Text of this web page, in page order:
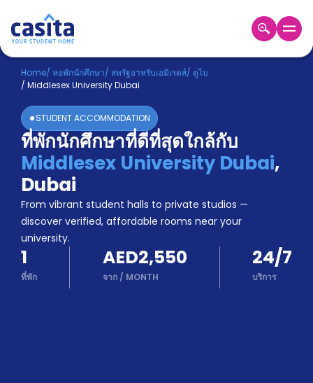
Home TH AED
เข้าสู่
ระบบ
Booking
Accommodation
About
us
Blog
Refer
And
Earn
Become
A
Partner
Help
Home/ หอพักนักศึกษา/ สหรัฐอาหรับเอมิเรตส์/ ดูไบ
/ Middlesex University Dubai
STUDENT ACCOMMODATION
ที่พักนักศึกษาที่ดีที่สุดใกล้กับ
Middlesex University Dubai,
Dubai
From vibrant student halls to private studios —
discover verified, affordable rooms near your
university.
1
ที่พัก
AED2,550
จาก/ MONTH
24/7
บริการ